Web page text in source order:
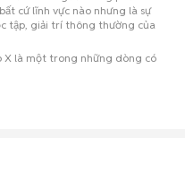
cứ lĩnh vực nào nhưng là sự
tập, giải trí thông thường của
X là một trong những dòng có
với giá tiền thấp nhưng cấu
giải trí thông thường. Bất kì ai